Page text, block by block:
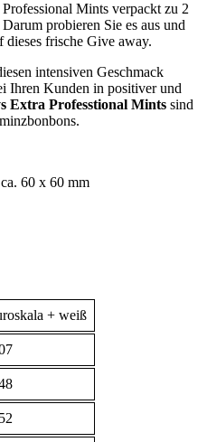
Mints verpackt zu 2
Darum probieren Sie es aus und
dieses frische Give away.
intensiven Geschmack
Ihren Kunden in positiver und
Extra Professtional Mints sind
60 x 60 mm
+ weiß